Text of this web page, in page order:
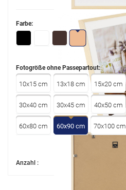
Farbe:
Fotogröße ohne Passepartout:
10x15 cm 13x18 cm 15x20 cm
30x40 cm 30x45 cm 40x50 cm
60x80 cm 60x90 cm 70x100 cm
Anzahl :